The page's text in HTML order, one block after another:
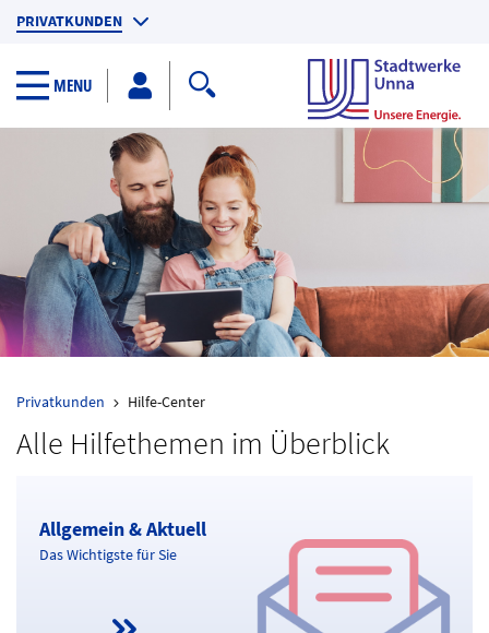
PRIVATKUNDEN
MENU KUNDENPORTALSearch toggler
Privatkunden Hilfe-Center
Alle Hilfethemen im Überblick
Allgemein & Aktuell
Das Wichtigste für Sie